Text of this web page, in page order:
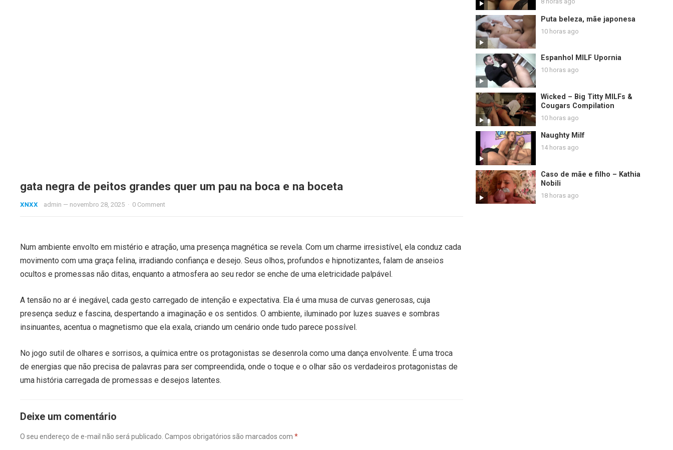
gata negra de peitos grandes quer um pau na boca e na boceta
XNXX admin — novembro 28, 2025 · 0 Comment
Num ambiente envolto em mistério e atração, uma presença magnética se revela. Com um charme irresistível, ela conduz cada
movimento com uma graça felina, irradiando confiança e desejo. Seus olhos, profundos e hipnotizantes, falam de anseios
ocultos e promessas não ditas, enquanto a atmosfera ao seu redor se enche de uma eletricidade palpável.
A tensão no ar é inegável, cada gesto carregado de intenção e expectativa. Ela é uma musa de curvas generosas, cuja
presença seduz e fascina, despertando a imaginação e os sentidos. O ambiente, iluminado por luzes suaves e sombras
insinuantes, acentua o magnetismo que ela exala, criando um cenário onde tudo parece possível.
No jogo sutil de olhares e sorrisos, a química entre os protagonistas se desenrola como uma dança envolvente. É uma troca
de energias que não precisa de palavras para ser compreendida, onde o toque e o olhar são os verdadeiros protagonistas de
uma história carregada de promessas e desejos latentes.
Deixe um comentário
O seu endereço de e-mail não será publicado. Campos obrigatórios são marcados com*
Puta beleza, mãe japonesa
10 horas ago
Espanhol MILF Upornia
10 horas ago
Wicked – Big Titty MILFs &
Cougars Compilation
10 horas ago
Naughty Milf
14 horas ago
Caso de mãe e filho – Kathia
Nobili
18 horas ago